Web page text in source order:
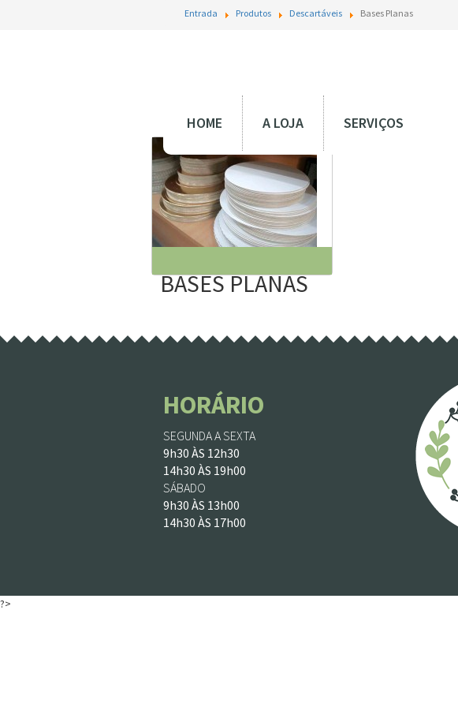
HOME A LOJA SERVIÇOS
Entrada Produtos Descartáveis Bases Planas
BASES PLANAS
HORÁRIO
SEGUNDA A SEXTA
9h30 ÀS 12h30
14h30 ÀS 19h00
SÁBADO
9h30 ÀS 13h00
14h30 ÀS 17h00
?>